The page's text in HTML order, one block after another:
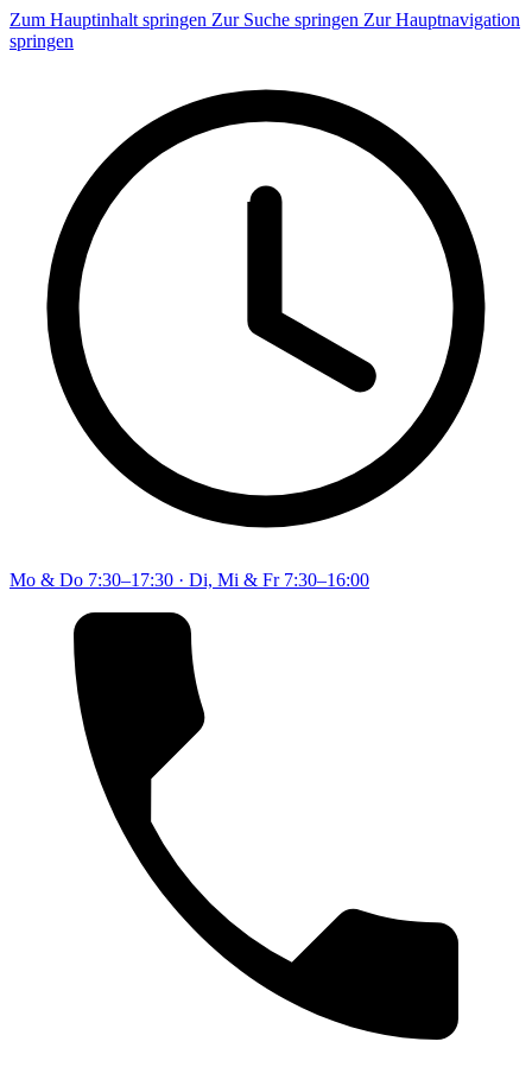
Zum Hauptinhalt springen Zur Suche springen Zur Hauptnavigation
springen
Mo & Do 7:30–17:30 · Di, Mi & Fr 7:30–16:00